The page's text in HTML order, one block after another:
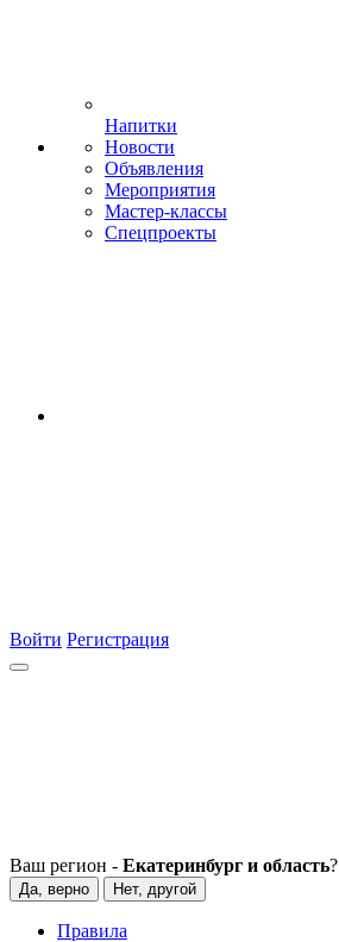
Напитки
Новости
Объявления
Мероприятия
Мастер-классы
Спецпроекты
Войти Регистрация
Ваш регион - Екатеринбург и область?
Да, верно Нет, другой
Правила